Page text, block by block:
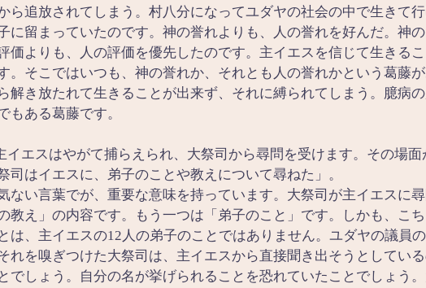
ら追放されてしまう。村八分になってユダヤの社会の中で生きて
に留まっていたのです。神の誉れよりも、人の誉れを好んだ。神
価よりも、人の評価を優先したのです。主イエスを信じて生きる
。そこではいつも、神の誉れか、それとも人の誉れかという葛藤
解き放たれて生きることが出来ず、それに縛られてしまう。臆病
もある葛藤です。
イエスはやがて捕らえられ、大祭司から尋問を受けます。その場面
祭司はイエスに、弟子のことや教えについて尋ねた」。
ない言葉でが、重要な意味を持っています。大祭司が主イエスに
教え」の内容です。もう一つは「弟子のこと」です。しかも、こ
は、主イエスの12人の弟子のことではありません。ユダヤの議員
れを嗅ぎつけた大祭司は、主イエスから直接聞き出そうとしてい
でしょう。自分の名が挙げられることを恐れていたことでしょう